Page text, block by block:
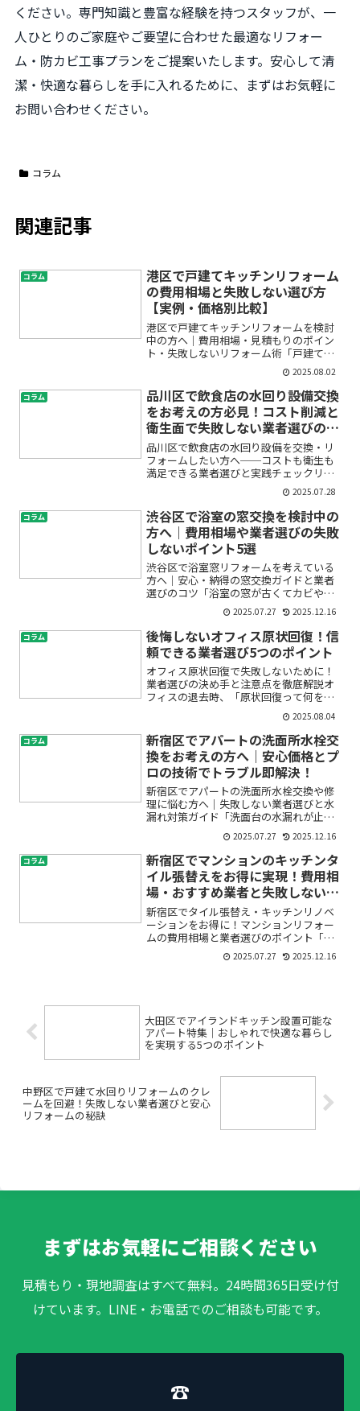
ください。専門知識と豊富な経験を持つスタッフが、一
人ひとりのご家庭やご要望に合わせた最適なリフォー
ム・防カビ工事プランをご提案いたします。安心して清
潔・快適な暮らしを手に入れるために、まずはお気軽に
お問い合わせください。
コラム
関連記事
コラム
港区で戸建てキッチンリフォーム
の費用相場と失敗しない選び方
【実例・価格別比較】
港区で戸建てキッチンリフォームを検討
中の方へ｜費用相場・見積もりのポイン
ト・失敗しないリフォーム術「戸建ての
キッチンをリフォームしたいけど、費用
がどのくらいかかるのか不安」「港区で
信頼できる業者をどう選べばいいの？」
と、初めてのリフォームで...
2025.08.02
コラム
品川区で飲食店の水回り設備交換
をお考えの方必見！コスト削減と
衛生面で失敗しない業者選びのポ
イント
品川区で飲食店の水回り設備を交換・リ
フォームしたい方へ──コストも衛生も
満足できる業者選びと実践チェックリス
ト「厨房やキッチンの水回りが古くて使
いづらい」「トイレや配管が頻繁に詰ま
り、清掃や修理が追いつかない」「そろ
そろ大掛かりな設備の交換...
2025.07.28
コラム
渋谷区で浴室の窓交換を検討中の
方へ｜費用相場や業者選びの失敗
しないポイント5選
渋谷区で浴室窓リフォームを考えている
方へ｜安心・納得の窓交換ガイドと業者
選びのコツ「浴室の窓が古くてカビや結
露が気になる」「冬は浴室が寒くて困っ
ている」「窓交換をしたいけれど、費用
や工事内容、信頼できる業者選びが不
安…」――そんな疑問やお悩...
2025.07.27 2025.12.16
コラム
後悔しないオフィス原状回復！信
頼できる業者選び5つのポイント
オフィス原状回復で失敗しないために！
業者選びの決め手と注意点を徹底解説オ
フィスの退去時、「原状回復って何をす
ればいいの？」「業者選びで失敗したく
ない…」そんな不安や疑問を抱えていま
せんか？専門知識がなくても、ポイント
さえ押さえればオフィス原...
2025.08.04
コラム
新宿区でアパートの洗面所水栓交
換をお考えの方へ｜安心価格とプ
ロの技術でトラブル即解決！
新宿区でアパートの洗面所水栓交換や修
理に悩む方へ｜失敗しない業者選びと水
漏れ対策ガイド「洗面台の水漏れが止ま
らない」「アパートの水栓が古くて心
配」「修理や交換を依頼したいけど、ど
こに頼めばいいの？」――新宿区にお住
まいで、こんなお悩みを抱え...
2025.07.27 2025.12.16
コラム
新宿区でマンションのキッチンタ
イル張替えをお得に実現！費用相
場・おすすめ業者と失敗しない選
び方
新宿区でタイル張替え・キッチンリノベ
ーションをお得に！マンションリフォー
ムの費用相場と業者選びのポイント「マ
ンションのキッチンのタイルを張り替え
たい」「新宿区で信頼できる業者を探し
2025.07.27 2025.12.16
大田区でアイランドキッチン設置可能な
アパート特集｜おしゃれで快適な暮らし
を実現する5つのポイント
中野区で戸建て水回りリフォームのクレ
ームを回避！失敗しない業者選びと安心
リフォームの秘訣
まずはお気軽にご相談ください
見積もり・現地調査はすべて無料。24時間365日受け付
けています。LINE・お電話でのご相談も可能です。
☎